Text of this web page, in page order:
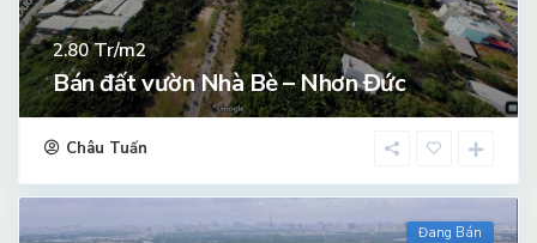
2.80Tr/m2
Bán đất vườn Nhà Bè – Nhơn Đức
Châu Tuấn
Đang Bán